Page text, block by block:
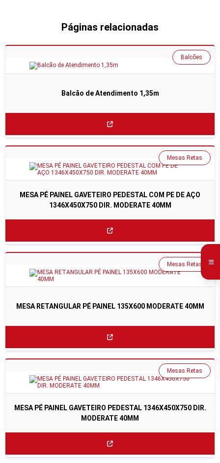
Páginas relacionadas
Balcão de Atendimento 1,35m
Balcões
MESA PÉ PAINEL GAVETEIRO PEDESTAL COM PE DE AÇO
1346X450X750 DIR. MODERATE 40MM
Mesas Retas
MESA RETANGULAR PÉ PAINEL 135X600 MODERATE 40MM
Mesas Retas
MESA PÉ PAINEL GAVETEIRO PEDESTAL 1346X450X750 DIR.
MODERATE 40MM
Mesas Retas